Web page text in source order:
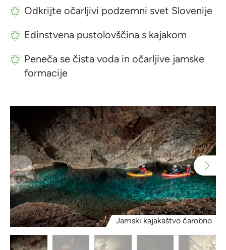
Odkrijte očarljivi podzemni svet Slovenije
Edinstvena pustolovščina s kajakom
Peneča se čista voda in očarljive jamske
formacije
Jamski kajakaštvo čarobno